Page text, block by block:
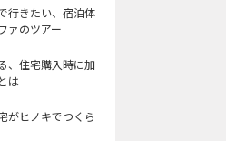
行きたい、宿泊体
ァのツアー
、住宅購入時に加
は
がヒノキでつくら